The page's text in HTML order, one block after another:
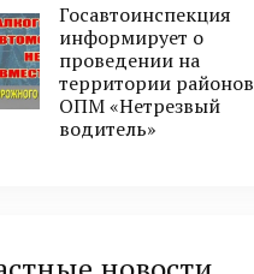
Госавтоинспекция
информирует о
проведении на
территории районов
ОПМ «Нетрезвый
водитель»